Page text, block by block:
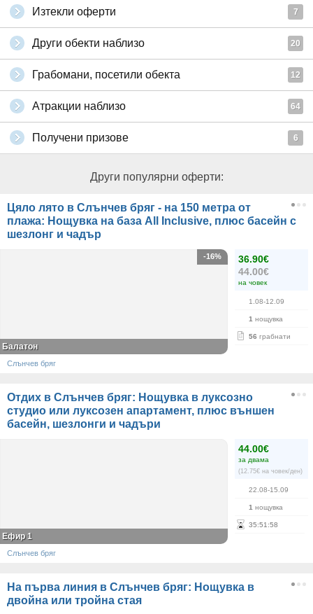
Изтекли оферти 7
Други обекти наблизо 20
Грабомани, посетили обекта 12
Атракции наблизо 64
Получени призове 6
Други популярни оферти:
Цяло лято в Слънчев бряг - на 150 метра от
плажа: Нощувка на база All Inclusive, плюс басейн с
шезлонг и чадър
36.90€
44.00€
на човек
1.08-12.09
1 нощувка
56 грабнати
-16%
Балатон
Слънчев бряг
Отдих в Слънчев бряг: Нощувка в луксозно
студио или луксозен апартамент, плюс външен
басейн, шезлонги и чадъри
44.00€
за двама
(12.75€ на човек/ден)
22.08-15.09
1 нощувка
35:51 :58
Ефир 1
Слънчев бряг
На първа линия в Слънчев бряг: Нощувка в
двойна или тройна стая